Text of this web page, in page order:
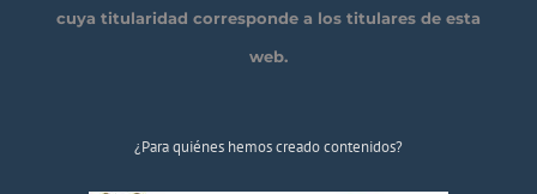
cuya titularidad corresponde a los titulares de esta
web.
¿Para quiénes hemos creado contenidos?